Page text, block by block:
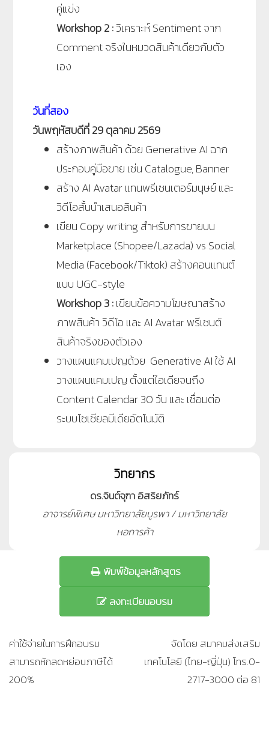
คู่แข่ง
Workshop 2 :วิเคราะห์ Sentiment จาก
Comment จริงในหมวดสินค้าเดียวกับตัว
เอง
วันที่สอง
วันพฤหัสบดีที่ 29 ตุลาคม 2569
สร้างภาพสินค้า ด้วย Generative AI ฉาก
ประกอบคู่มือขาย เช่น Catalogue, Banner
สร้าง AI Avatar แทนพรีเซนเตอร์มนุษย์ และ
วิดีโอสั้นนำเสนอสินค้า
เขียน Copy writing สำหรับการขายบน
Marketplace (Shopee/Lazada) vs Social
Media (Facebook/Tiktok) สร้างคอนแทนต์
แบบ UGC-style
Workshop 3 :เขียนข้อความโฆษณาสร้าง
ภาพสินค้า วิดีโอ และ AI Avatar พรีเซนต์
สินค้าจริงของตัวเอง
วางแผนแคมเปญด้วย Generative AI ใช้ AI
วางแผนแคมเปญ ตั้งแต่ไอเดียจนถึง
Content Calendar 30 วัน และ เชื่อมต่อ
ระบบโซเชียลมีเดียอัตโนมัติ
วิทยากร
ดร.จินต์จุฑา อิสริยภัทร์
อาจารย์พิเศษ มหาวิทยาลัยบูรพา / มหาวิทยาลัย
หอการค้า
พิมพ์ข้อมูลหลักสูตร
ลงทะเบียนอบรม
ค่าใช้จ่ายในการฝึกอบรม
สามารถหักลดหย่อนภาษีได้
200%
จัดโดย สมาคมส่งเสริม
เทคโนโลยี (ไทย-ญี่ปุ่น) โทร.0-
2717-3000 ต่อ 81